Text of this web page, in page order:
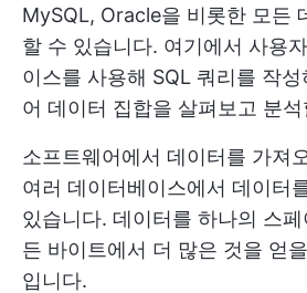
MySQL, Oracle을 비롯한 모든
할 수 있습니다. 여기에서 사용
이스를 사용해 SQL 쿼리를 작
어 데이터 집합을 살펴보고 분
소프트웨어에서 데이터를 가져
여러 데이터베이스에서 데이터
있습니다. 데이터를 하나의 스
든 바이트에서 더 많은 것을 얻
입니다.